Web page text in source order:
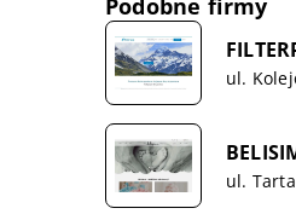
Podobne firmy
ul.
ul.